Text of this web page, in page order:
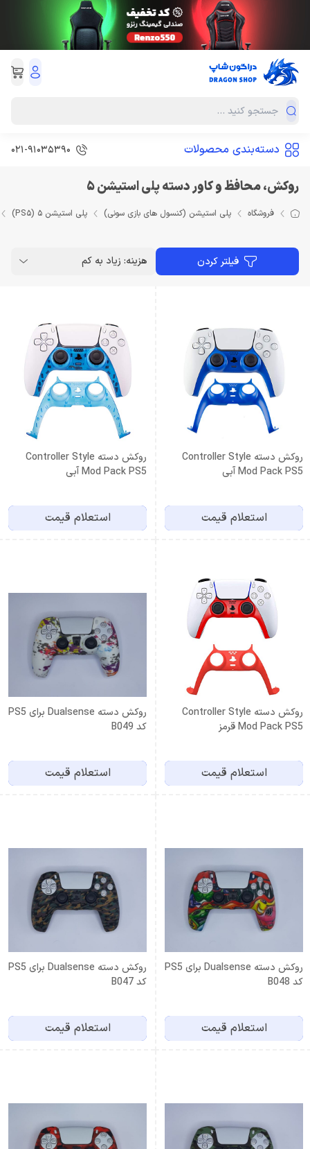
دسته‌بندی محصولات 021-91035390
روکش، محافظ و کاور دسته پلی استیشن 5
فروشگاه پلی استیشن (کنسول های بازی سونی) پلی استیشن 5 (PS5)
فیلتر کردن هزینه: زیاد به کم
روکش دسته Controller Style
Mod Pack PS5 آبی
استعلام قیمت
روکش دسته Controller Style
Mod Pack PS5 آبی
استعلام قیمت
روکش دسته Controller Style
Mod Pack PS5 قرمز
استعلام قیمت
روکش دسته Dualsense برای PS5
کد B049
استعلام قیمت
روکش دسته Dualsense برای PS5
کد B048
استعلام قیمت
روکش دسته Dualsense برای PS5
کد B047
استعلام قیمت